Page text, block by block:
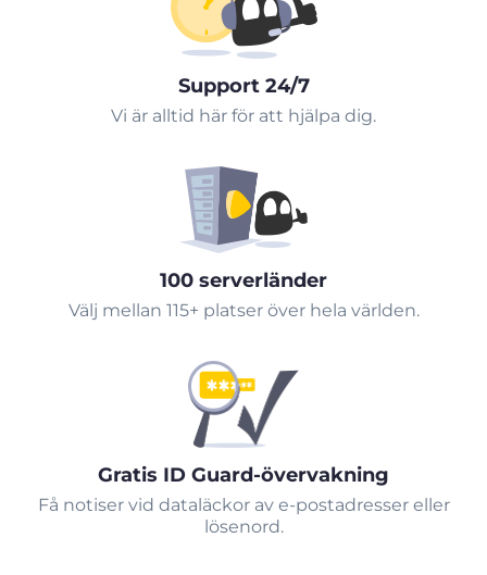
Support 24/7
Vi är alltid här för att hjälpa dig.
100 serverländer
Välj mellan 115+ platser över hela världen.
Gratis ID Guard-övervakning
Få notiser vid dataläckor av e-postadresser eller
lösenord.